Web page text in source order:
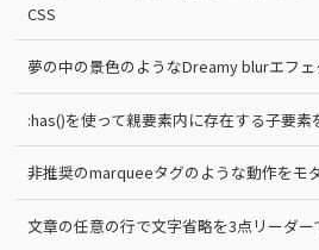
CSS
夢の中の景色のようなDreamy blurエフェ
:has()を使って親要素内に存在する子要素
非推奨のmarqueeタグのような動作をモ
文章の任意の行で文字省略を3点リーダ